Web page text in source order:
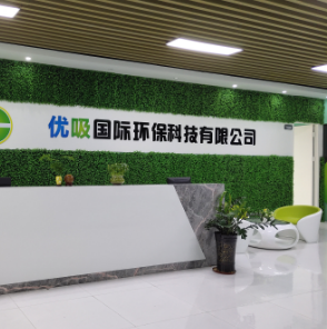
企业（“室内环境净化治理
甲级施工资质”“室内环境
污染治理资质等级证
书”）、拥有多名高级《环
境工程高级工程师》室内
空气治理资格认证的治理
人员、掌握室内空气净化
治理实用技术和五项专利
技术、八项计算机软件著
作权登记证书等。研发实